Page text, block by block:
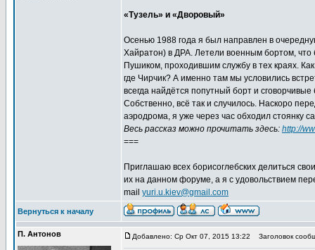
«Тузель» и «Дворовый»
Осенью 1988 года я был направлен в
Хайратон) в ДРА. Летели военным бортом, что
Пушиком, проходившим службу в тех краях.
где Чирчик? А именно там мы условились
всегда найдётся попутный борт и
Собственно, всё так и случилось. Наскоро
аэродрома, я уже через час обходил стоянку
Весь рассказ можно прочитать здесь: http://
===
Приглашаю всех борисоглебских делиться
их на данном форуме, а я с удовольствием
mail yuri.u.kiev@gmail.com
Вернуться к началу
П. Антонов Добавлено: Ср Окт 07, 2015 13:22 Заголовок